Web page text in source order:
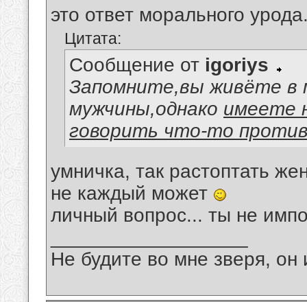
это ответ морального
Цитата:
Сообщение от igoriys
Запомните,вы живёте в
мужчины,однако имеете
говорить что-то
умничка, так растоптать
не каждый может
личный вопрос... ты не
Не будите во мне зверя, он